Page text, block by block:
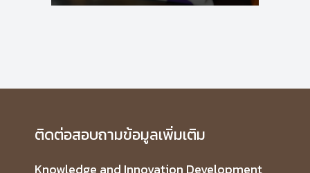
ติดต่อสอบถามข้อมูลเพิ่มเติม
Knowledge and Innovation Development